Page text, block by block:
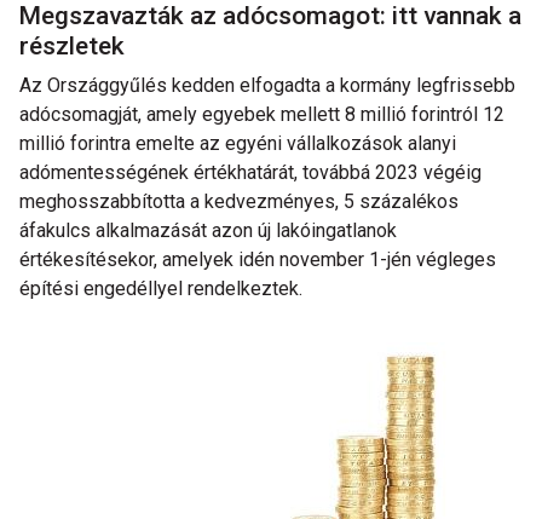
Megszavazták az adócsomagot: itt vannak a
részletek
Az Országgyűlés kedden elfogadta a kormány legfrissebb
adócsomagját, amely egyebek mellett 8 millió forintról 12
millió forintra emelte az egyéni vállalkozások alanyi
adómentességének értékhatárát, továbbá 2023 végéig
meghosszabbította a kedvezményes, 5 százalékos
áfakulcs alkalmazását azon új lakóingatlanok
értékesítésekor, amelyek idén november 1-jén végleges
építési engedéllyel rendelkeztek.